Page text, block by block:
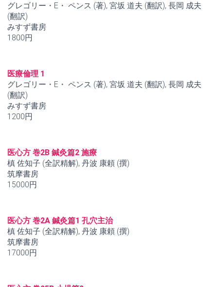
グレゴリー・E・ ペンス (著), 宮坂 道夫 (翻訳), 長岡 成夫
(翻訳)
みすず書房
1800円
医療倫理 1
グレゴリー・E・ ペンス (著), 宮坂 道夫 (翻訳), 長岡 成夫
(翻訳)
みすず書房
1200円
医心方 巻2B 鍼灸篇2 施療
槙 佐知子 (全訳精解), 丹波 康頼 (撰)
筑摩書房
15000円
医心方 巻2A 鍼灸篇1 孔穴主治
槙 佐知子 (全訳精解), 丹波 康頼 (撰)
筑摩書房
17000円